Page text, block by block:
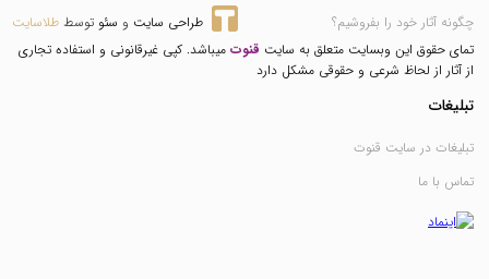
چگونه آثار خود را بفروشیم؟
طراحی سایت و سئو توسط طلاسایت
تمای حقوق این وبسایت متعلق به سایت قنوت میباشد. کپی غیرقانونی و استفاده تجاری
از آثار از لحاظ شرعی و حقوقی مشکل دارد
تبلیغات
تبلیغات در سایت قنوت
تماس با ما